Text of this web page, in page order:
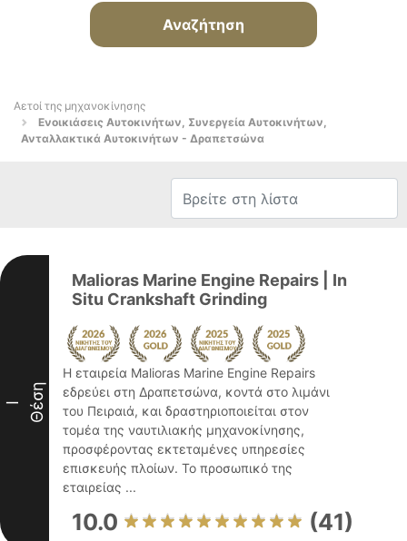
Αναζήτηση
Αετοί της μηχανοκίνησης
Ενοικιάσεις Αυτοκινήτων, Συνεργεία Αυτοκινήτων,
Ανταλλακτικά Αυτοκινήτων - Δραπετσώνα
I Θέση
Malioras Marine Engine Repairs | In
Situ Crankshaft Grinding
Η εταιρεία Malioras Marine Engine Repairs
εδρεύει στη Δραπετσώνα, κοντά στο λιμάνι
του Πειραιά, και δραστηριοποιείται στον
τομέα της ναυτιλιακής μηχανοκίνησης,
προσφέροντας εκτεταμένες υπηρεσίες
επισκευής πλοίων. Το προσωπικό της
εταιρείας ...
10.0 (41)